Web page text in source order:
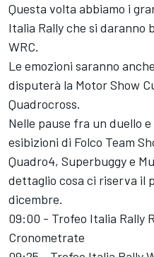
Questa volta abbiamo i
Italia Rally che si daranno
WRC.
Le emozioni saranno
disputerà la Motor Show
Quadrocross.
Nelle pause fra un duello
esibizioni di Folco Team
Quadro4, Superbuggy e
dettaglio cosa ci riserva il
dicembre.
09:00 - Trofeo Italia Rally
Cronometrate